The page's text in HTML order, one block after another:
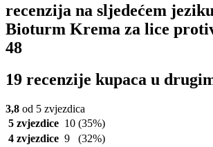
recenzija na sljedećem
Bioturm Krema za lice
48
19 recenzije kupaca u
3,8 od 5 zvjezdica
5 zvjezdice 10 (35%)
4 zvjezdice 9
(32%)